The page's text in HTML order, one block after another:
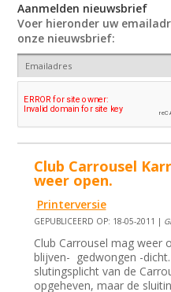
Aanmelden nieuwsbrief
Voer hieronder uw
onze nieuwsbrief:
Club Carrousel
weer open.
Printerversie
GEPUBLICEERD OP: 18-05-2011 |
Club Carrousel mag weer
blijven- gedwongen -
slutingsplicht van de
opgeheven, maar de